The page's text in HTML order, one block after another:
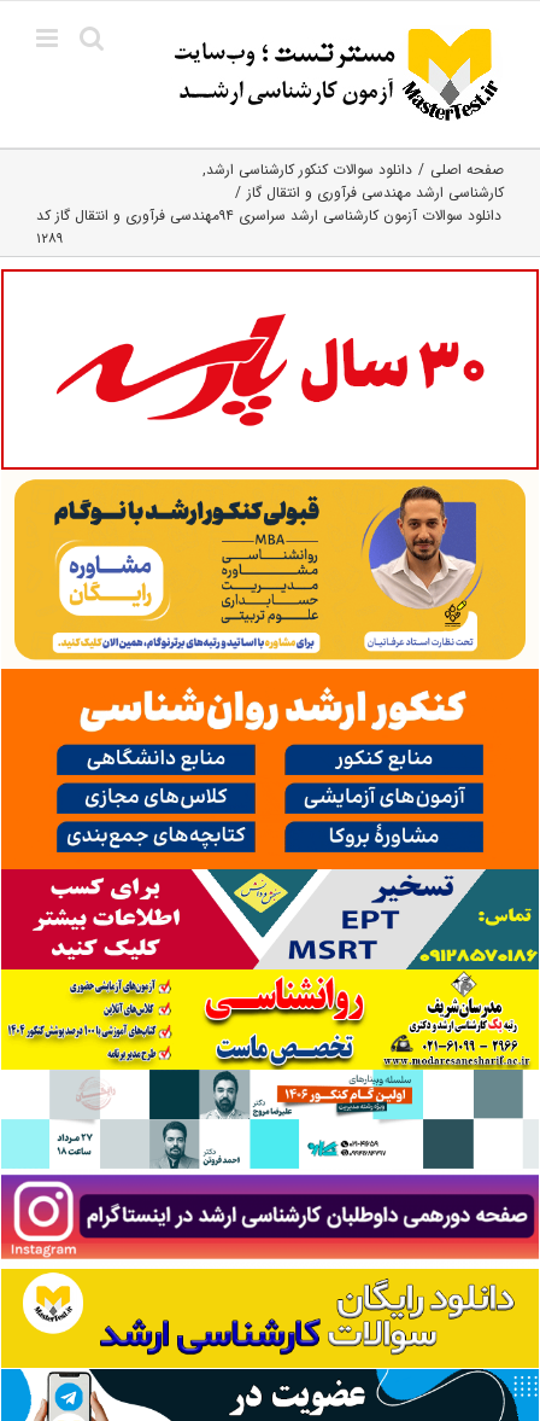
content
صفحه اصلی
دانلود سوالات کنکور کارشناسی ارشد
کارشناسی ارشد مهندسی فرآوری و انتقال گاز
دانلود سوالات آزمون کارشناسی ارشد سراسری ۹۴مهندسی فرآوری و انتقال گاز کد
۱۲۸۹